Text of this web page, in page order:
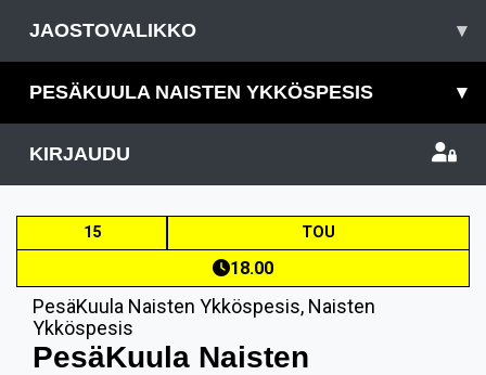
JAOSTOVALIKKO ▾
PESÄKUULA NAISTEN YKKÖSPESIS ▾
KIRJAUDU
15 TOU
18.00
PesäKuula Naisten Ykköspesis, Naisten
Ykköspesis
PesäKuula Naisten